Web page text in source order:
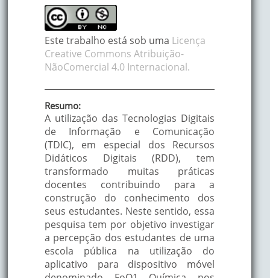
Este trabalho está sob uma Licença
Creative Commons Atribuição-
NãoComercial 4.0 Internacional.
Resumo:
A utilização das Tecnologias Digitais
de Informação e Comunicação
(TDIC), em especial dos Recursos
Didáticos Digitais (RDD), tem
transformado muitas práticas
docentes contribuindo para a
construção do conhecimento dos
seus estudantes. Neste sentido, essa
pesquisa tem por objetivo investigar
a percepção dos estudantes de uma
escola pública na utilização do
aplicativo para dispositivo móvel